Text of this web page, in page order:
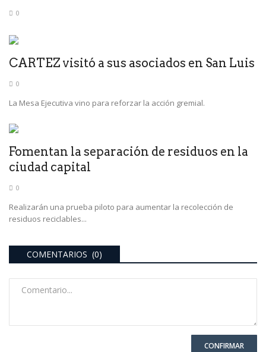
0
CARTEZ visitó a sus asociados en San Luis
0
La Mesa Ejecutiva vino para reforzar la acción gremial.
Fomentan la separación de residuos en la
ciudad capital
0
Realizarán una prueba piloto para aumentar la recolección de
residuos reciclables...
COMENTARIOS (0)
CONFIRMAR